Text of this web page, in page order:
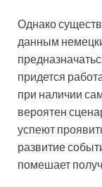
Однако
данным
придется
при наличии
вероятен
успеют
развитие
помешает